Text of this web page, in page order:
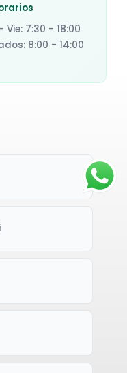
Vie: 7:30 - 18:00
8:00 - 14:00